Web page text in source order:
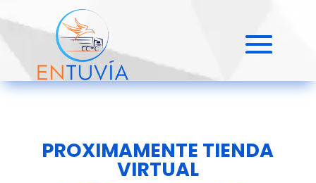
PROXIMAMENTE TIENDA
VIRTUAL